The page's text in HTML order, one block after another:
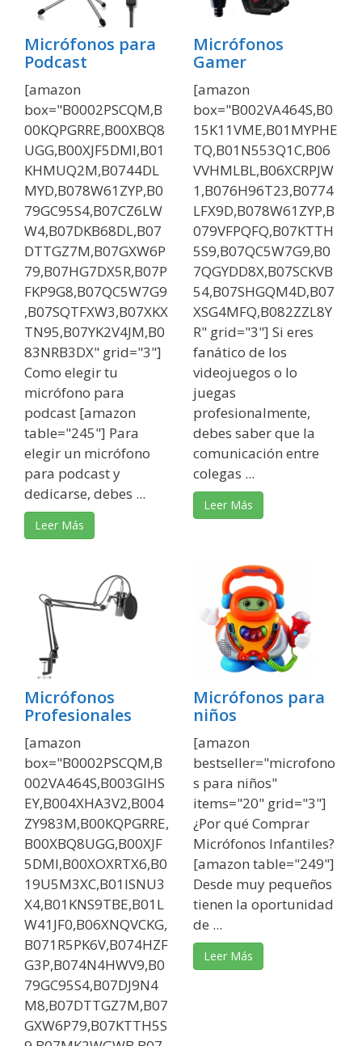
Micrófonos para
Podcast
[amazon
box="B0002PSCQM,B
00KQPGRRE,B00XBQ8
UGG,B00XJF5DMI,B01
KHMUQ2M,B0744DL
MYD,B078W61ZYP,B0
79GC95S4,B07CZ6LW
W4,B07DKB68DL,B07
DTTGZ7M,B07GXW6P
79,B07HG7DX5R,B07P
FKP9G8,B07QC5W7G9
,B07SQTFXW3,B07XKX
TN95,B07YK2V4JM,B0
83NRB3DX" grid="3"]
Como elegir tu
micrófono para
podcast [amazon
table="245"] Para
elegir un micrófono
para podcast y
dedicarse, debes ...
Leer Más
Micrófonos
Gamer
[amazon
box="B002VA464S,B0
15K11VME,B01MYPHE
TQ,B01N553Q1C,B06
VVHMLBL,B06XCRPJW
1,B076H96T23,B0774
LFX9D,B078W61ZYP,B
079VFPQFQ,B07KTTH
5S9,B07QC5W7G9,B0
7QGYDD8X,B07SCKVB
54,B07SHGQM4D,B07
XSG4MFQ,B082ZZL8Y
R" grid="3"] Si eres
fanático de los
videojuegos o lo
juegas
profesionalmente,
debes saber que la
comunicación entre
colegas ...
Leer Más
Micrófonos
Profesionales
[amazon
box="B0002PSCQM,B
002VA464S,B003GIHS
EY,B004XHA3V2,B004
ZY983M,B00KQPGRRE,
B00XBQ8UGG,B00XJF
5DMI,B00XOXRTX6,B0
19U5M3XC,B01ISNU3
X4,B01KNS9TBE,B01L
W41JF0,B06XNQVCKG,
B071R5PK6V,B074HZF
G3P,B074N4HWV9,B0
79GC95S4,B07DJ9N4
M8,B07DTTGZ7M,B07
GXW6P79,B07KTTH5S
Micrófonos para
niños
[amazon
bestseller="microfono
s para niños"
items="20" grid="3"]
¿Por qué Comprar
Micrófonos Infantiles?
[amazon table="249"]
Desde muy pequeños
tienen la oportunidad
de ...
Leer Más